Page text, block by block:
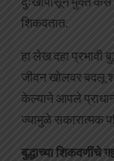
शिकवतात.
हा लेख दहा प्रभावी
जीवन खोलवर बदलू
केल्याने आपले
ज्यामुळे सकारात्मक
बुद्धाच्या शिकवणींचे